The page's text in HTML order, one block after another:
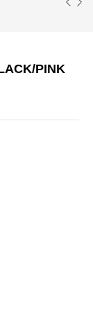
PINK